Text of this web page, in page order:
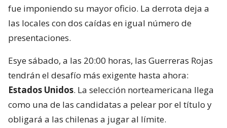
fue imponiendo su mayor oficio. La derrota deja a
las locales con dos caídas en igual número de
presentaciones.
Esye sábado, a las 20:00 horas, las Guerreras Rojas
tendrán el desafío más exigente hasta ahora:
Estados Unidos. La selección norteamericana llega
como una de las candidatas a pelear por el título y
obligará a las chilenas a jugar al límite.